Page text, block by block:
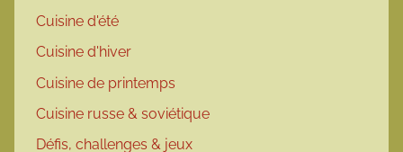
Cuisine d'été
Cuisine d'hiver
Cuisine de printemps
Cuisine russe & soviétique
Défis, challenges & jeux